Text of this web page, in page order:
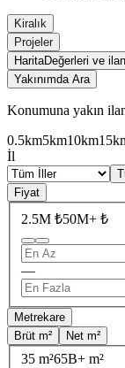
Kiralık
Projeler
HaritaDeğerleri ve
Yakınımda Ara
Konumuna yakın
0.5km5km10km
İl
Fiyat
2.5M ₺50M+ ₺
—
Metrekare
Brüt m²
Net m²
35 m²65B+ m²